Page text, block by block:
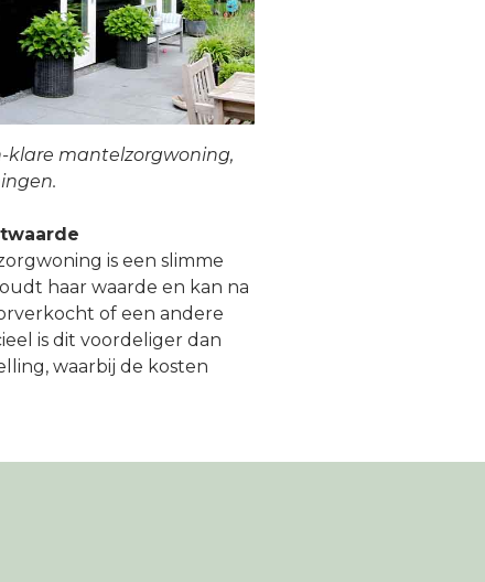
klare mantelzorgwoning,
is een slimme
haar waarde en kan na
of een andere
is dit voordeliger dan
waarbij de kosten